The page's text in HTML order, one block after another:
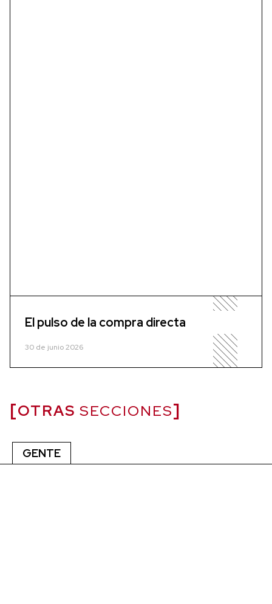
El pulso de la compra directa
30 de junio 2026
OTRAS SECCIONES
GENTE